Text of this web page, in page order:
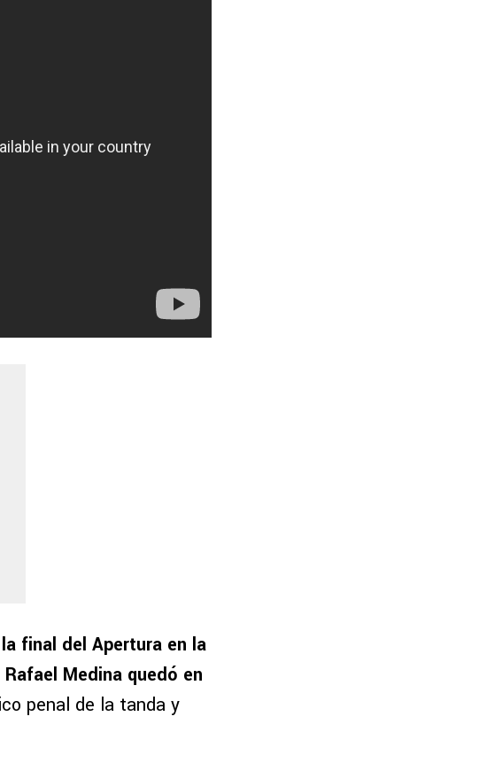
final del Apertura en la
Rafael Medina quedó en
penal de la tanda y